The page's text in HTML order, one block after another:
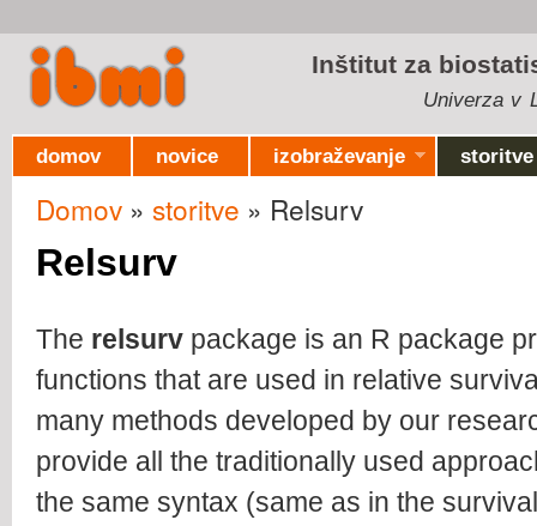
Inštitut za
Univerza v
domov novice izobraževanje storitve
Nahajate se tukaj
Domov » storitve » Relsurv
Relsurv
The relsurv package is an R package
functions that are used in relative
many methods developed by our
provide all the traditionally used
the same syntax (same as in the